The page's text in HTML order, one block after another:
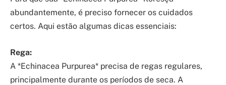
abundantemente, é preciso fornecer os cuidados
certos. Aqui estão algumas dicas essenciais:
Rega:
A *Echinacea Purpurea* precisa de regas regulares,
principalmente durante os períodos de seca. A